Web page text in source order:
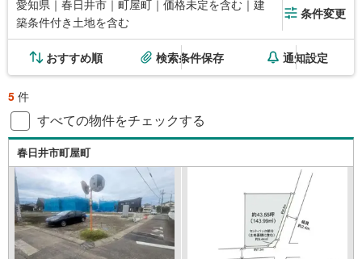
愛知県｜春日井市｜町屋町｜価格未定を含む｜建
築条件付き土地を含む
条件変更
おすすめ順 検索条件保存 通知設定
5 件
すべての物件をチェックする
春日井市町屋町